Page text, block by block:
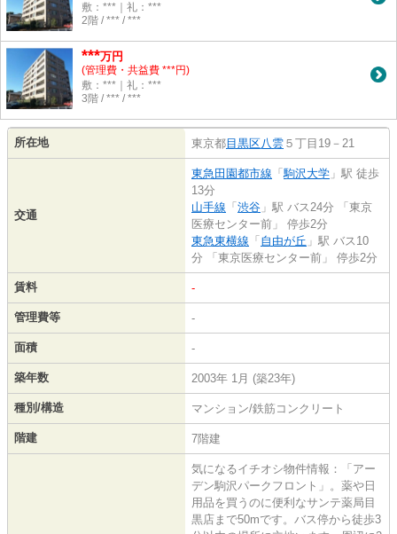
敷：***｜礼：***
2階 / *** / ***
***万円
(管理費・共益費 ***円)
敷：***｜礼：***
3階 / *** / ***
所在地 東京都目黒区八雲 ５丁目19－21
交通
東急田園都市線 「駒沢大学 」駅 徒歩
13分
山手線 「 渋谷 」駅 バス24分 「東京
医療センター前」 停歩2分
東急東横線 「 自由が丘 」駅 バス10
分 「東京医療センター前」 停歩2分
賃料 -
管理費等 -
面積 -
築年数 2003年 1月 (築23年)
種別/構造 マンション/鉄筋コンクリート
階建 7階建
気になるイチオシ物件情報：「アー
デン駒沢パークフロント」。薬や日
用品を買うのに便利なサンテ薬局目
黒店まで50mです。バス停から徒歩3